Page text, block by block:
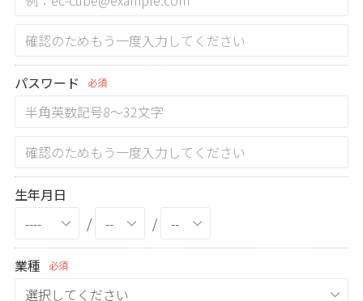
パスワード 必須
生年月日
/
/
業種 必須